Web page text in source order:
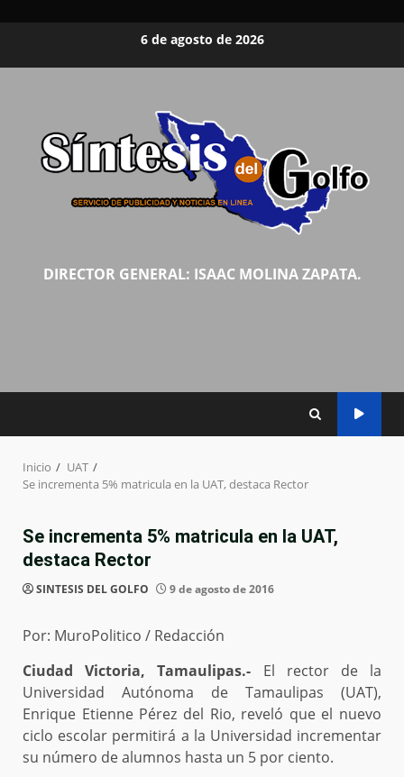
6 de agosto de 2026
DIRECTOR GENERAL: ISAAC MOLINA ZAPATA.
Inicio
UAT
Se incrementa 5% matricula en la UAT, destaca Rector
Se incrementa 5% matricula en la UAT,
destaca Rector
SINTESIS DEL GOLFO 9 de agosto de 2016
Por: MuroPolitico / Redacción
Ciudad Victoria, Tamaulipas.- El rector de la
Universidad Autónoma de Tamaulipas (UAT),
Enrique Etienne Pérez del Rio, reveló que el nuevo
ciclo escolar permitirá a la Universidad incrementar
su número de alumnos hasta un 5 por ciento.